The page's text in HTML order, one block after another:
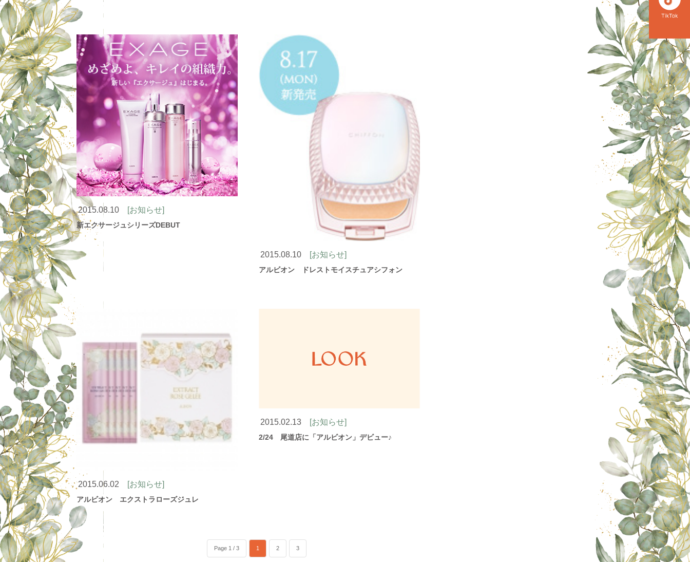
2015.08.10 [お知らせ]
新エクサージュシリーズDEBUT
2015.08.10 [お知らせ]
アルビオン ドレストモイスチュアシフォン
2015.06.02 [お知らせ]
アルビオン エクストラローズジュレ
2015.02.13 [お知らせ]
2/24 尾道店に「アルビオン」デビュー♪
Page 1 / 3 1 2 3